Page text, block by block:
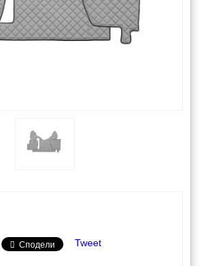
Сподели
Tweet